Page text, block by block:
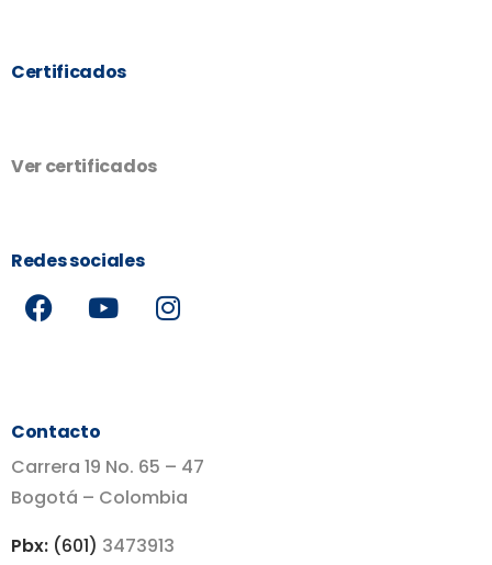
Certificados
Ver certificados
Redes sociales
Contacto
Carrera 19 No. 65 – 47
Bogotá – Colombia
Pbx: (601) 3473913